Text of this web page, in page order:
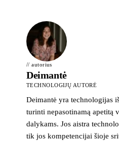
// autorius
Deimantė
TECHNOLOGIJŲ AUTORĖ
Deimantė yra technologijas
turinti nepasotinamą apetitą
dalykams. Jos aistra
tik jos kompetencijai šioje